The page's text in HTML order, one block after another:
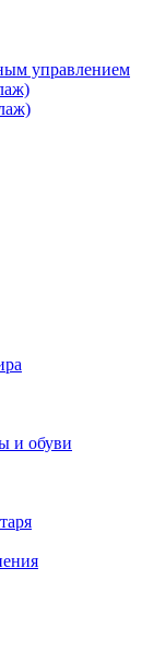
управлением
и обуви